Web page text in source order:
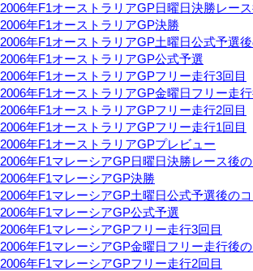
2006年F1オーストラリアGP日曜日決勝レー
2006年F1オーストラリアGP決勝
2006年F1オーストラリアGP土曜日公式予選
2006年F1オーストラリアGP公式予選
2006年F1オーストラリアGPフリー走行3回目
2006年F1オーストラリアGP金曜日フリー走
2006年F1オーストラリアGPフリー走行2回目
2006年F1オーストラリアGPフリー走行1回目
2006年F1オーストラリアGPプレビュー
2006年F1マレーシアGP日曜日決勝レース後
2006年F1マレーシアGP決勝
2006年F1マレーシアGP土曜日公式予選後の
2006年F1マレーシアGP公式予選
2006年F1マレーシアGPフリー走行3回目
2006年F1マレーシアGP金曜日フリー走行後
2006年F1マレーシアGPフリー走行2回目